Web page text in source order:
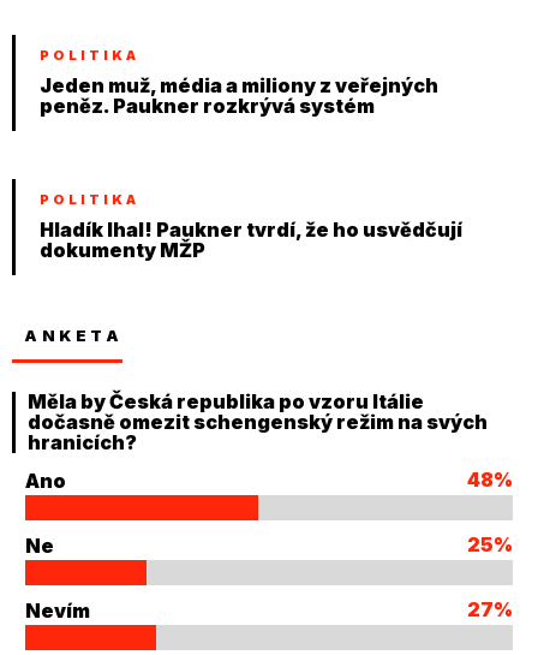
POLITIKA
Jeden muž, média a miliony z veřejných
peněz. Paukner rozkrývá systém
POLITIKA
Hladík lhal! Paukner tvrdí, že ho usvědčují
dokumenty MŽP
ANKETA
Měla by Česká republika po vzoru Itálie
dočasně omezit schengenský režim na svých
hranicích?
Ano
48%
Ne 25%
Nevím 27%